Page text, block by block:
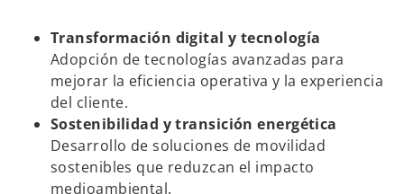
Transformación digital y tecnología
Adopción de tecnologías avanzadas para
mejorar la eficiencia operativa y la experiencia
del cliente.
Sostenibilidad y transición energética
Desarrollo de soluciones de movilidad
sostenibles que reduzcan el impacto
medioambiental.